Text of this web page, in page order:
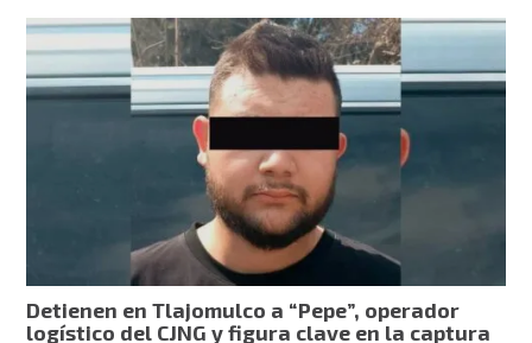
contaminada:
FGR
reconoce
que
terceros
entraron
cabañas
tras
captura
del
“Mencho”
Detienen en Tlajomulco a “Pepe”, operador
logístico del CJNG y figura clave en la captura